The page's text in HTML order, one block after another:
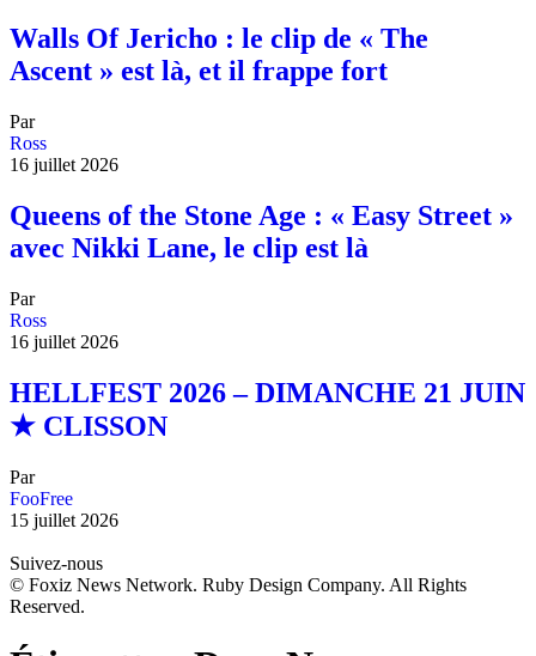
Walls Of Jericho : le clip de « The
Ascent » est là, et il frappe fort
Par
Ross
16 juillet 2026
Queens of the Stone Age : « Easy Street »
avec Nikki Lane, le clip est là
Par
Ross
16 juillet 2026
HELLFEST 2026 – DIMANCHE 21 JUIN
★ CLISSON
Par
FooFree
15 juillet 2026
Suivez-nous
© Foxiz News Network. Ruby Design Company. All Rights
Reserved.